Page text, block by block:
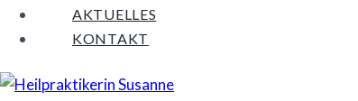
AKTUELLES
KONTAKT